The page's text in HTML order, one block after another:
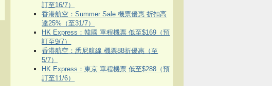
訂至16/7）
香港航空：Summer Sale 機票優惠 折扣高
達25%（至31/7）
HK Express：韓國 單程機票 低至$169（預
訂至9/7）
香港航空：悉尼航線 機票88折優惠（至
5/7）
HK Express：東京 單程機票 低至$288（預
訂至11/6）